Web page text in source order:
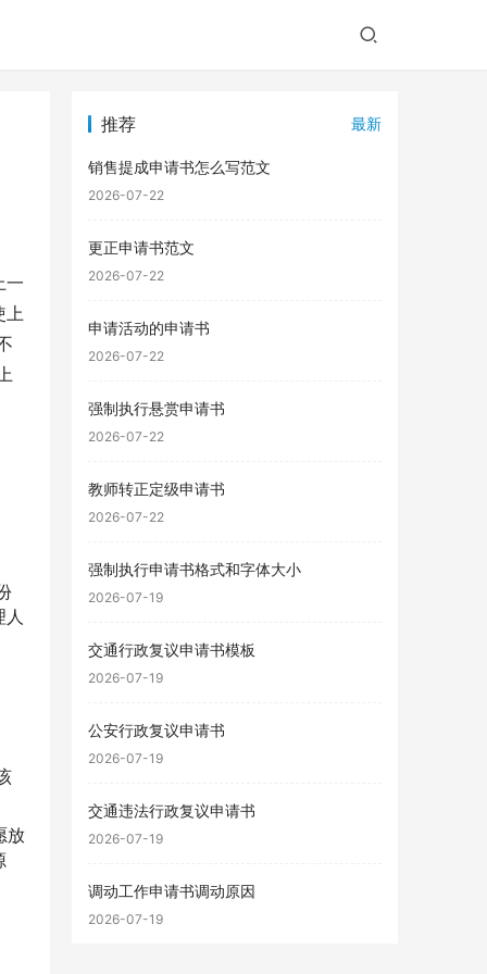
一
上
人
放
推荐 最新
销售提成申请书怎么写范文
2026-07-22
更正申请书范文
2026-07-22
申请活动的申请书
2026-07-22
强制执行悬赏申请书
2026-07-22
教师转正定级申请书
2026-07-22
强制执行申请书格式和字体大小
2026-07-19
交通行政复议申请书模板
2026-07-19
公安行政复议申请书
2026-07-19
交通违法行政复议申请书
2026-07-19
调动工作申请书调动原因
2026-07-19